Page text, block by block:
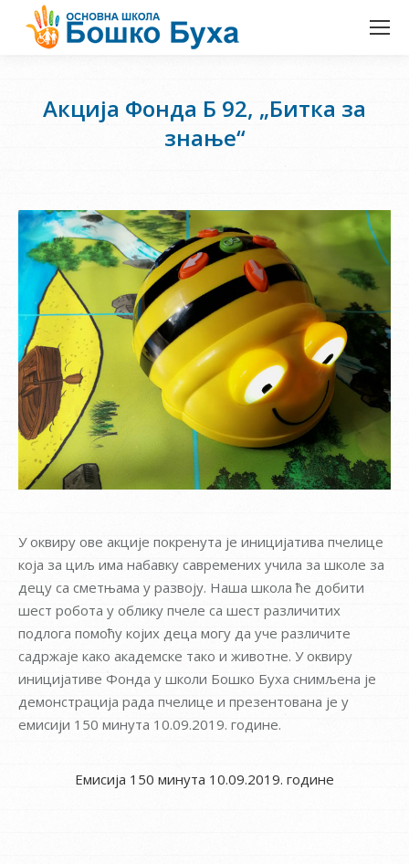
Акција Фонда Б 92, „Битка за
знање“
У оквиру ове акције покренута је иницијатива пчелице
која за циљ има набавку савремених учила за школе за
децу са сметњама у развоју. Наша школа ће добити
шест робота у облику пчеле са шест различитих
подлога помоћу којих деца могу да уче различите
садржаје како академске тако и животне. У оквиру
иницијативе Фонда у школи Бошко Буха снимљена је
демонстрација рада пчелице и презентована је у
емисији 150 минута 10.09.2019. године.
Eмисијa 150 минута 10.09.2019. године